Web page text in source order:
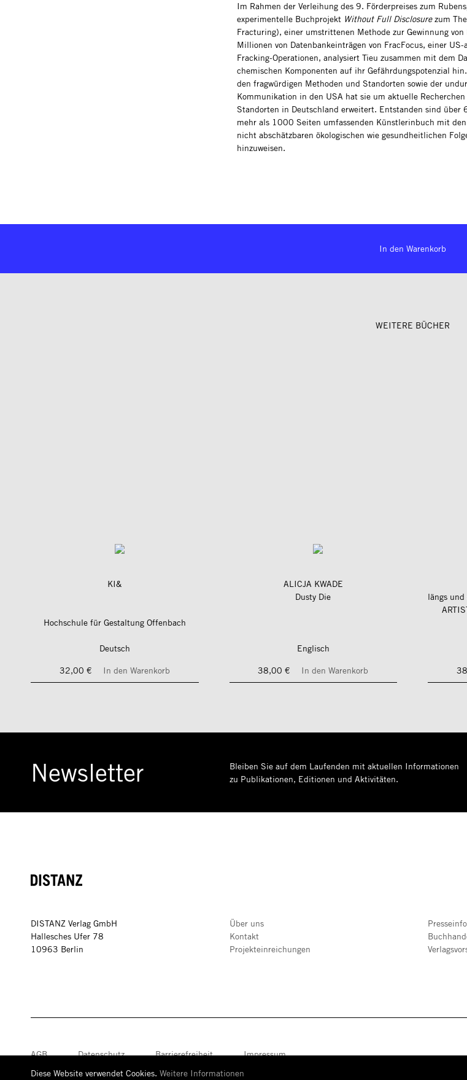
Im Rahmen der Verleihung des 9. Förderpreises zum
experimentelle Buchprojekt Without Full Disclosurezum
Fracturing), einer umstrittenen Methode zur Gewinnung
Millionen von Datenbankeinträgen von FracFocus, einer
Fracking-Operationen, analysiert Tieu zusammen mit dem
chemischen Komponenten auf ihr Gefährdungspotenzial
den fragwürdigen Methoden und Standorten sowie der
Kommunikation in den USA hat sie um aktuelle
Standorten in Deutschland erweitert. Entstanden sind über
mehr als 1000 Seiten umfassenden Künstlerinbuch mit
nicht abschätzbaren ökologischen wie gesundheitlichen
hinzuweisen.
In den Warenkorb
WEITERE BÜCHER
KI&
Hochschule für Gestaltung Offenbach
Deutsch
32,00 €
In den Warenkorb
ALICJA KWADE
Dusty Die
Englisch
38,00 €
In den Warenkorb
Newsletter
Bleiben Sie auf dem Laufenden mit aktuellen Informationen
zu Publikationen, Editionen und Aktivitäten.
DISTANZ
DISTANZ Verlag GmbH
Hallesches Ufer 78
10963 Berlin
Über uns
Kontakt
Projekteinreichungen
AGB Datenschutz Barrierefreiheit
Impressum
Diese Website verwendet Cookies. Weitere Informationen